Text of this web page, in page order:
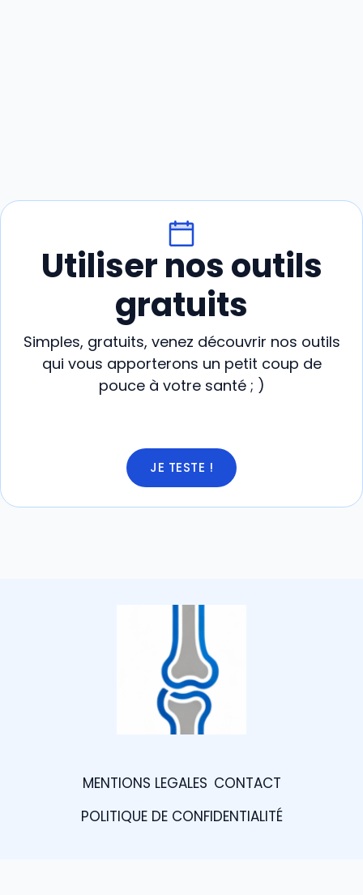
Utiliser nos outils
gratuits
Simples, gratuits, venez découvrir nos outils
qui vous apporterons un petit coup de
pouce à votre santé ; )
JE TESTE !
MENTIONS LEGALES CONTACT
POLITIQUE DE CONFIDENTIALITÉ